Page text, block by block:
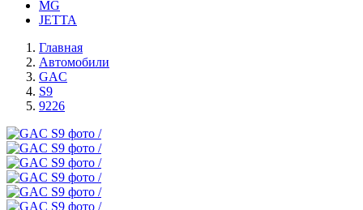
MG
JETTA
Главная
Автомобили
GAC
S9
9226